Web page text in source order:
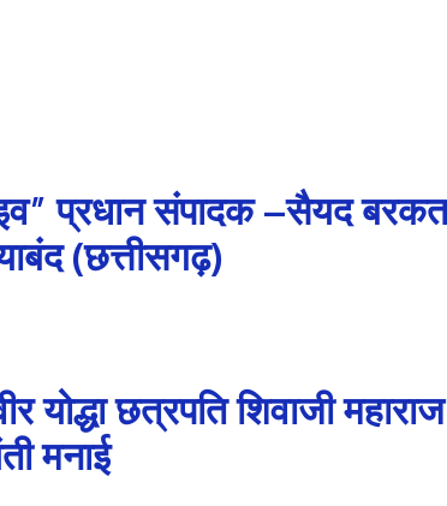
प्रधान संपादक –सैयद
(छत्तीसगढ़)
योद्धा छत्रपति शिवाजी महाराज
मनाई